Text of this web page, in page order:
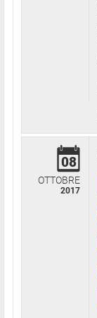
08
OTTOBRE
2017